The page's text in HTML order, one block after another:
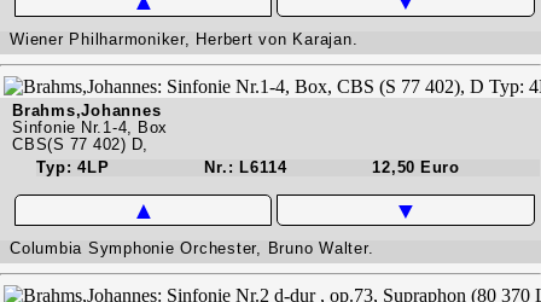
Wiener Philharmoniker, Herbert von Karajan.
Brahms,Johannes
Sinfonie Nr.1-4, Box
CBS(S 77 402) D,
Typ: 4LP
Nr.: L6114 12,50 Euro
▲ ▼
Columbia Symphonie Orchester, Bruno Walter.